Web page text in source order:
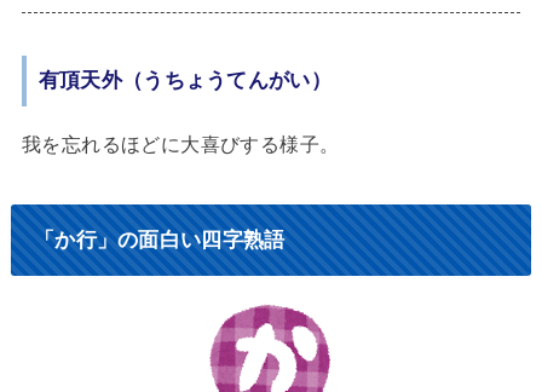
有頂天外（うちょうてんがい）
我を忘れるほどに大喜びする様子。
「か行」の面白い四字熟語